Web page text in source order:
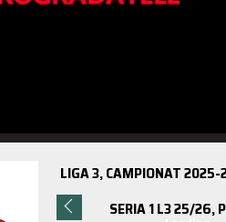
SERIA 1 L3 25/26,